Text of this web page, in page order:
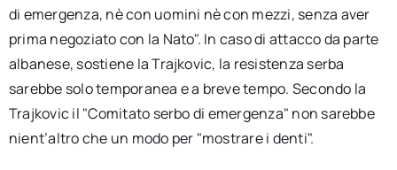
di emergenza, nè con uomini nè con mezzi, senza aver
prima negoziato con la Nato". In caso di attacco da parte
albanese, sostiene la Trajkovic, la resistenza serba
sarebbe solo temporanea e a breve tempo. Secondo la
Trajkovic il "Comitato serbo di emergenza" non sarebbe
nient’altro che un modo per "mostrare i denti".